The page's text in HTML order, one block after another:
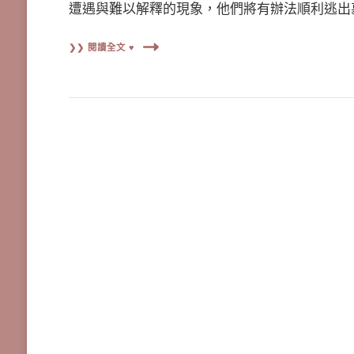
遭遇與難以解釋的現象，他們將有辦法順利逃
❯❯ 閱讀全文 ♥